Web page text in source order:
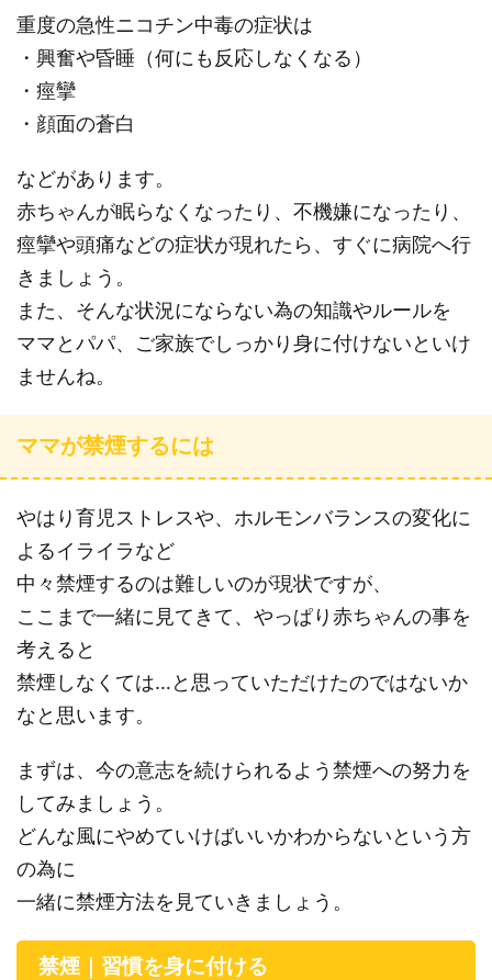
重度の急性ニコチン中毒の症状は
・興奮や昏睡（何にも反応しなくなる）
・痙攣
・顔面の蒼白
などがあります。
赤ちゃんが眠らなくなったり、不機嫌になったり、
痙攣や頭痛などの症状が現れたら、すぐに病院へ行
きましょう。
また、そんな状況にならない為の知識やルールを
ママとパパ、ご家族でしっかり身に付けないといけ
ませんね。
ママが禁煙するには
やはり育児ストレスや、ホルモンバランスの変化に
よるイライラなど
中々禁煙するのは難しいのが現状ですが、
ここまで一緒に見てきて、やっぱり赤ちゃんの事を
考えると
禁煙しなくては…と思っていただけたのではないか
なと思います。
まずは、今の意志を続けられるよう禁煙への努力を
してみましょう。
どんな風にやめていけばいいかわからないという方
の為に
一緒に禁煙方法を見ていきましょう。
禁煙｜習慣を身に付ける